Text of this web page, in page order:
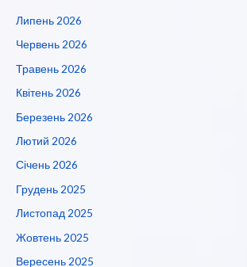
Липень 2026
Червень 2026
Травень 2026
Квітень 2026
Березень 2026
Лютий 2026
Січень 2026
Грудень 2025
Листопад 2025
Жовтень 2025
Вересень 2025